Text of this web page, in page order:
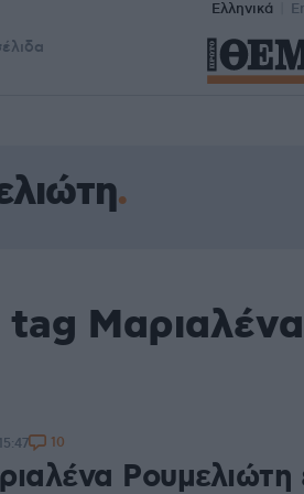
Ελληνικά
Μαριαλένα
Ρουμελιώτη
10